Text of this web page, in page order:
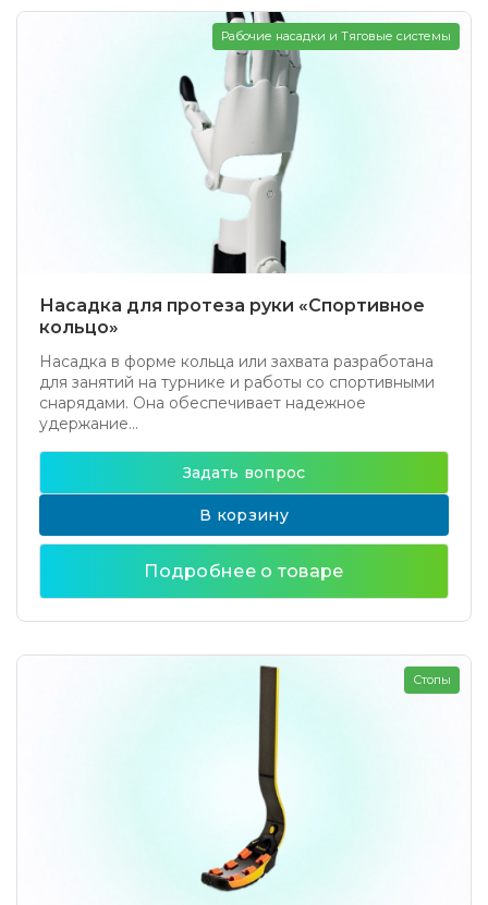
Насадка для протеза руки «Спортивное
кольцо»
Насадка в форме кольца или захвата разработана
для занятий на турнике и работы со спортивными
снарядами. Она обеспечивает надежное
удержание...
Рабочие насадки и Тяговые системы
Задать вопрос
В корзину
Подробнее о товаре
Стопы